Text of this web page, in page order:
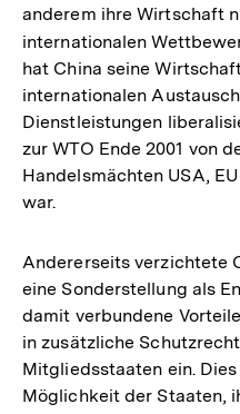
anderem ihre Wirtschaft
internationalen
hat China seine
internationalen
Dienstleistungen
zur WTO Ende 2001 von
Handelsmächten USA,
war.
Andererseits verzichtete
eine Sonderstellung als
damit verbundene
in zusätzliche
Mitgliedsstaaten ein.
Möglichkeit der Staaten,